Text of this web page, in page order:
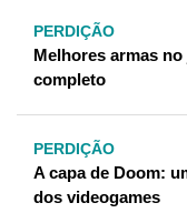
PERDIÇÃO
Melhores armas
completo
PERDIÇÃO
A capa de Doom:
dos videogames